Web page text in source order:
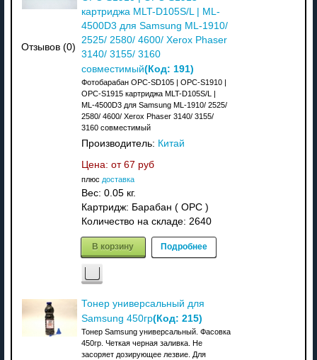
Отзывов (0)
картриджа MLT-D105S/L | ML-
4500D3 для Samsung ML-1910/
2525/ 2580/ 4600/ Xerox Phaser
3140/ 3155/ 3160
совместимый(Код: 191)
Фотобарабан OPC-SD105 | OPC-S1910 |
OPC-S1915 картриджа MLT-D105S/L |
ML-4500D3 для Samsung ML-1910/ 2525/
2580/ 4600/ Xerox Phaser 3140/ 3155/
3160 совместимый
Производитель: Китай
Цена: от 67 руб
плюс доставка
Вес: 0.05 кг.
Картридж: Барабан ( OPC )
Количество на складе: 2640
В корзину Подробнее
Тонер универсальный для
Samsung 450гр(Код: 215)
Тонер Samsung универсальный. Фасовка
450гр. Четкая черная заливка. Не
засоряет дозирующее лезвие. Для